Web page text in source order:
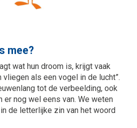
mee?
wat hun droom is, krijgt vaak
vliegen als een vogel in de lucht”.
tot de verbeelding, ook
er nog wel eens van. We weten
de letterlijke zin van het woord